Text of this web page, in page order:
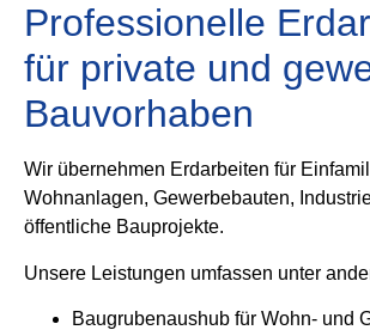
Professionelle
für private und
Bauvorhaben
Wir übernehmen Erdarbeiten für
Wohnanlagen, Gewerbebauten,
öffentliche Bauprojekte.
Unsere Leistungen umfassen unter
Baugrubenaushub für Wohn- und